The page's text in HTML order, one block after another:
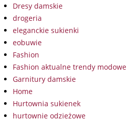
Dresy damskie
drogeria
eleganckie sukienki
eobuwie
Fashion
Fashion aktualne trendy modowe
Garnitury damskie
Home
Hurtownia sukienek
hurtownie odzieżowe